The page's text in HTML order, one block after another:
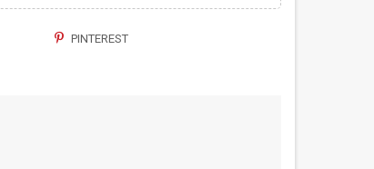
PINTEREST